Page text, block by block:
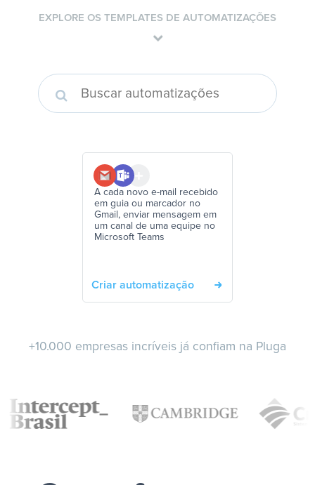
EXPLORE OS TEMPLATES DE AUTOMATIZAÇÕES
A cada novo e-mail recebido
em guia ou marcador no
Gmail, enviar mensagem em
um canal de uma equipe no
Microsoft Teams
Criar automatização
+10.000 empresas incríveis já confiam na Pluga